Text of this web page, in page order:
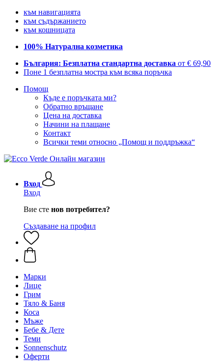
към навигацията
към съдържанието
към кошницата
100% Натурална козметика
България: Безплатна стандартна доставка от € 69,90
Поне 1 безплатна мостра към всяка поръчка
Помощ
Къде е поръчката ми?
Обратно връщане
Цена на доставка
Начини на плащане
Контакт
Всички теми относно „Помощ и поддръжка“
Вход
Вход
Вие сте нов потребител?
Създаване на профил
Марки
Лице
Грим
Тяло & Баня
Коса
Мъже
Бебе & Дете
Теми
Sonnenschutz
Оферти